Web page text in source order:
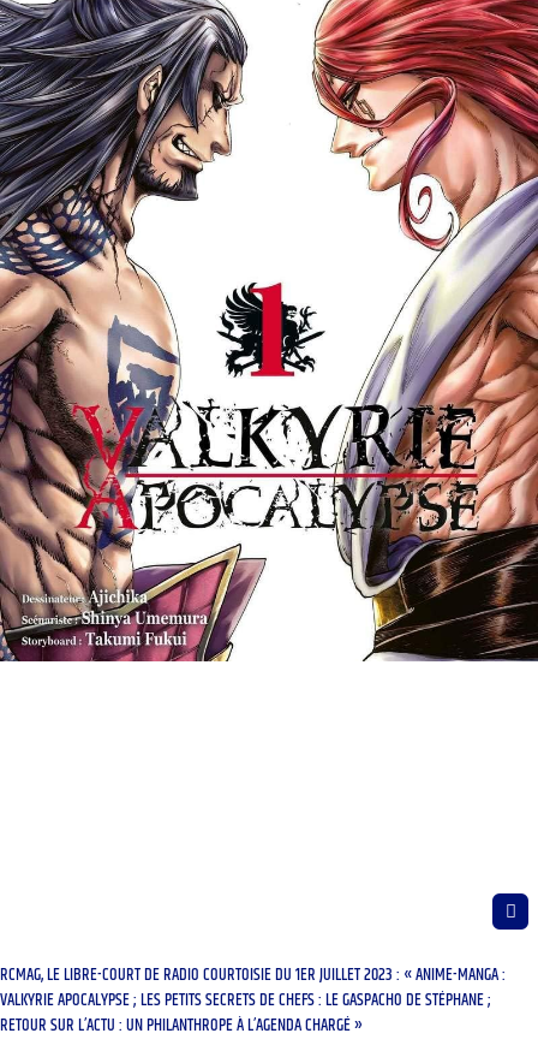
RCMAG, LE LIBRE-COURT DE RADIO COURTOISIE DU 1ER JUILLET 2023 : « ANIME-MANGA :
VALKYRIE APOCALYPSE ; LES PETITS SECRETS DE CHEFS : LE GASPACHO DE STÉPHANE ;
RETOUR SUR L’ACTU : UN PHILANTHROPE À L’AGENDA CHARGÉ »